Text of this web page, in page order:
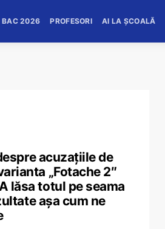
BAC 2026 PROFESORI AI LA ȘCOALĂ
acuzațiile de
„Fotache 2″
lăsa totul pe seama
așa cum ne